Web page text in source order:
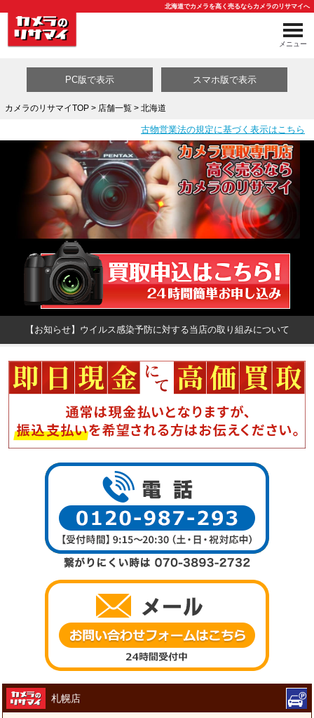
北海道でカメラを高く売るならカメラのリサマイへ
メニュー
買取カテゴリ一覧
PC版で表示 スマホ版で表示
カメラのリサマイTOP> 店舗一覧> 北海道
古物営業法の規定に基づく表示はこちら
【お知らせ】ウイルス感染予防に対する当店の取り組みについて
札幌店